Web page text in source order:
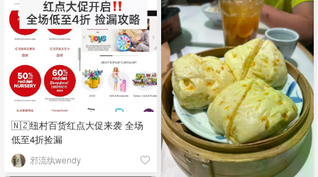
🇳🇿纽村百货红点大促来袭 全场
低至4折捡漏
邪流纨wendy